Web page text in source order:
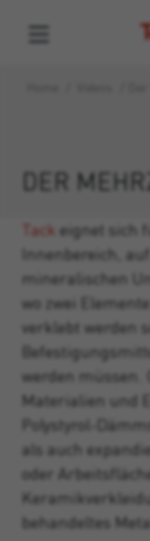
DER
Tack eignet sich
Innenbereich,
mineralischen
wo zwei
verklebt werden
werden müssen.
Materialien und
Polystyrol-
als auch
oder
behandeltes